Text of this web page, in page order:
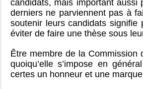
candidats, mais important aussi
derniers ne parviennent pas à
soutenir leurs candidats signifie
éviter de faire une thèse sous
Être membre de la Commission
quoiqu’elle s’impose en
certes un honneur et une